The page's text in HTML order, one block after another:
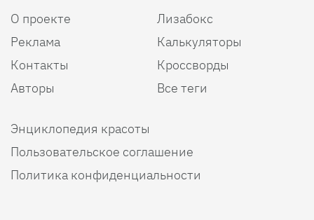
О проекте
Реклама
Контакты
Авторы
Лизабокс
Калькуляторы
Кроссворды
Все теги
Энциклопедия красоты
Пользовательское соглашение
Политика конфиденциальности